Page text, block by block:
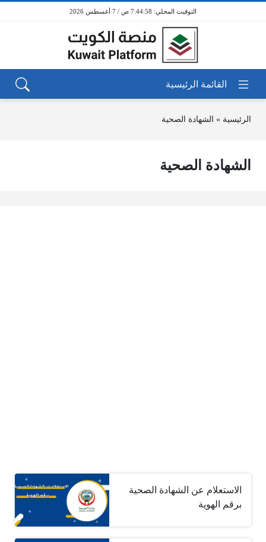
7:44:58 ص / 7 أغسطس 2026
الرئيسية » الشهادة الصحية
الشهادة الصحية
الاستعلام عن الشهادة الصحية
برقم الهوية